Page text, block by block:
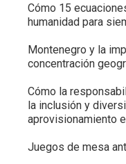
Cómo 15
humanidad para
Montenegro y la
concentración
Cómo la
la inclusión y
aprovisionamiento
Juegos de mesa